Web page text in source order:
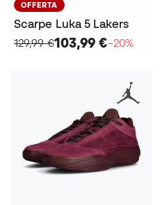
OFFERTA
Scarpe Luka 5 Lakers
129,99 €103,99 €−20%